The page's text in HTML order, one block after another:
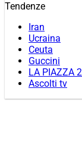
Tendenze
Iran
Ucraina
Ceuta
Guccini
LA PIAZZA
Ascolti tv